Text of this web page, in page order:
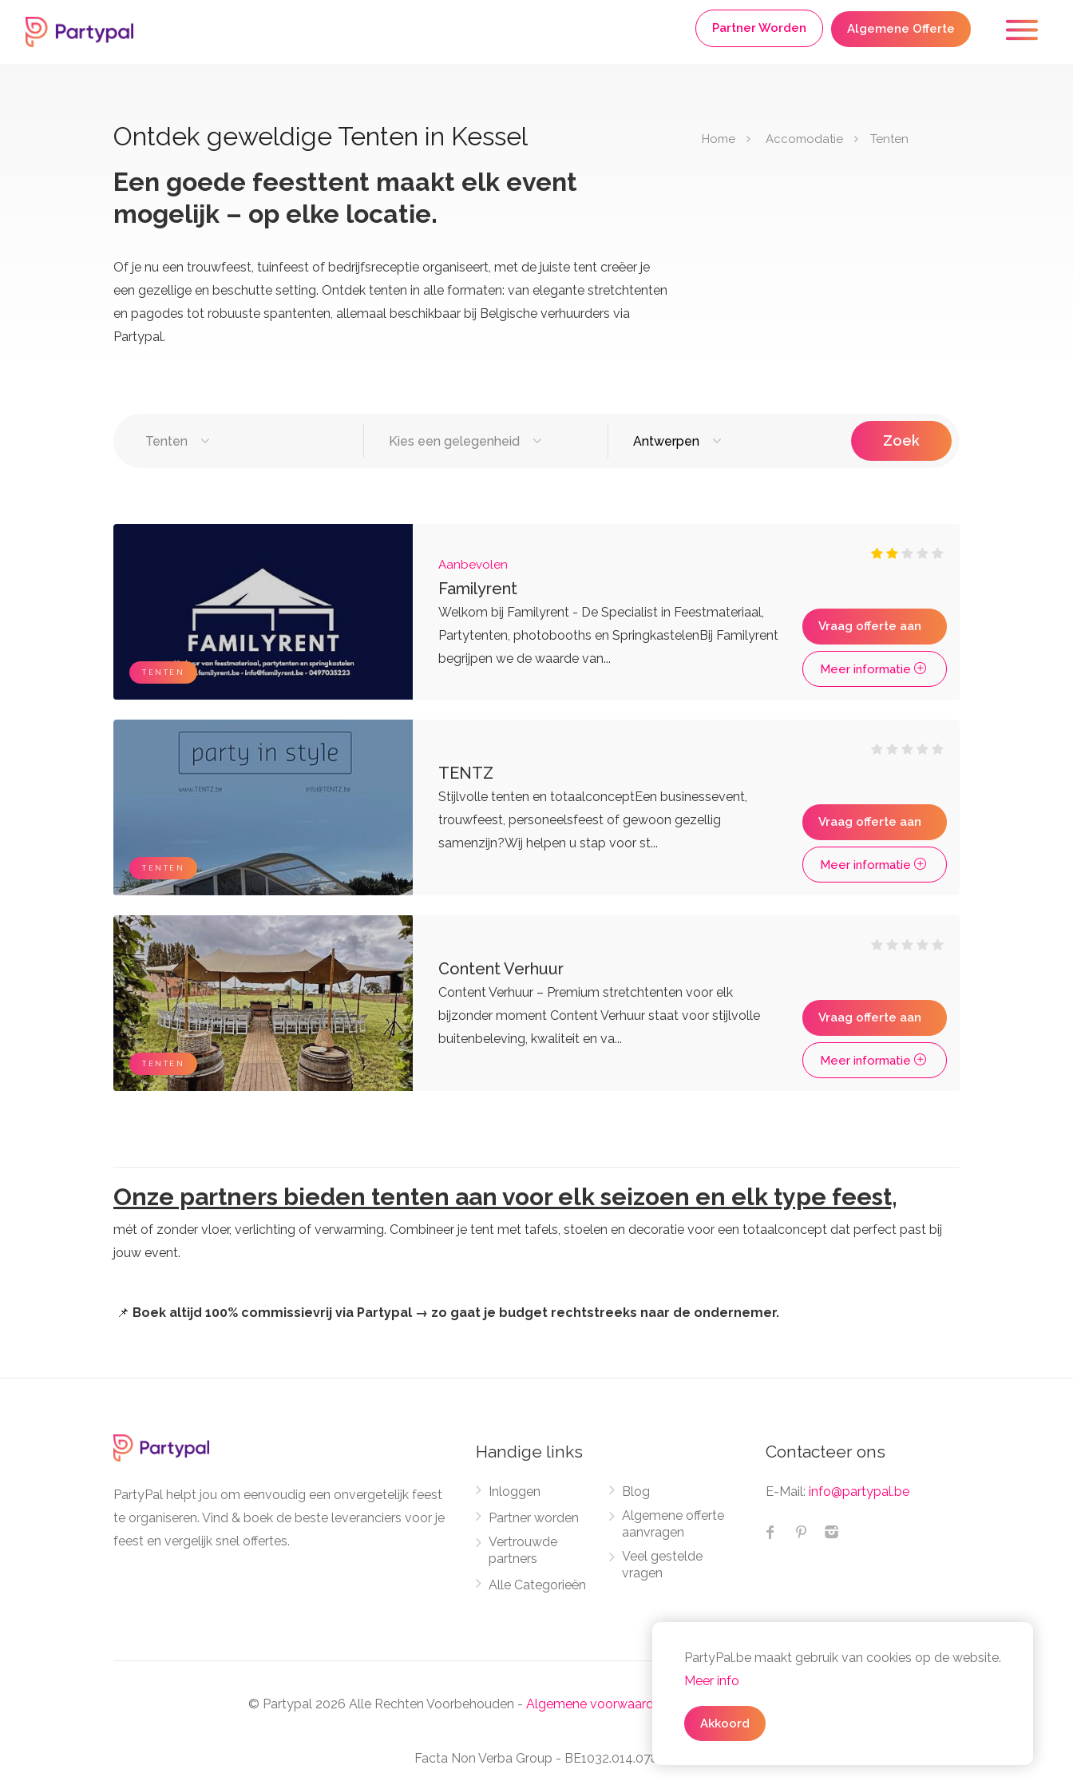
Partner Worden Algemene Offerte
Ontdek geweldige Tenten in Kessel
Een goede feesttent maakt elk event
mogelijk – op elke locatie.
Of je nu een trouwfeest, tuinfeest of bedrijfsreceptie organiseert, met de juiste tent creëer je
een gezellige en beschutte setting. Ontdek tenten in alle formaten: van elegante stretchtenten
en pagodes tot robuuste spantenten, allemaal beschikbaar bij Belgische verhuurders via
Partypal.
Home Accomodatie Tenten
Tenten
Haarstylisten
Videografie
Feestzalen
Vergaderzalen
Seminarieruimte
DJ's
Zangers
Eventplanners
Weddingplanners
Kies een gelegenheid Antwerpen Zoek
TENTEN
Aanbevolen
Familyrent
Welkom bij Familyrent - De Specialist in Feestmateriaal,
Partytenten, photobooths en SpringkastelenBij Familyrent
begrijpen we de waarde van...
Vraag offerte aan
Meer informatie
TENTEN
TENTZ
Stijlvolle tenten en totaalconceptEen businessevent,
trouwfeest, personeelsfeest of gewoon gezellig
samenzijn?Wij helpen u stap voor st...
Vraag offerte aan
Meer informatie
TENTEN
Content Verhuur
Content Verhuur – Premium stretchtenten voor elk
bijzonder moment Content Verhuur staat voor stijlvolle
buitenbeleving, kwaliteit en va...
Vraag offerte aan
Meer informatie
Onze partners bieden tenten aan voor elk seizoen en elk type feest,
mét of zonder vloer, verlichting of verwarming. Combineer je tent met tafels, stoelen en decoratie voor een totaalconcept dat perfect past bij
jouw event.
📌 Boek altijd 100% commissievrij via Partypal → zo gaat je budget rechtstreeks naar de ondernemer.
PartyPal helpt jou om eenvoudig een onvergetelijk feest
te organiseren. Vind & boek de beste leveranciers voor je
feest en vergelijk snel offertes.
Handige links
Inloggen
Partner worden
Vertrouwde
partners
Alle Categorieën
Blog
Algemene offerte
aanvragen
Veel gestelde
vragen
Contacteer ons
E-Mail: info@partypal.be
© Partypal 2026 Alle Rechten Voorbehouden - Algemene voorwaarden Privacy- en cookiebeleid
Facta Non Verba Group - BE1032.014.078
PartyPal.be maakt gebruik van cookies op de website.
Meer info
Akkoord